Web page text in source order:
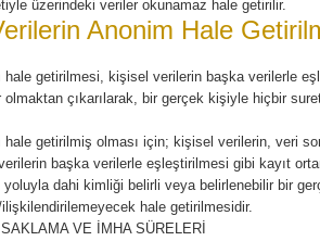
üzerindeki veriler okunamaz hale getirilir.
Anonim Hale
hale getirilmesi, kişisel verilerin başka verilerle
çıkarılarak, bir gerçek kişiyle hiçbir
hale getirilmiş olması için; kişisel verilerin, veri
başka verilerle eşleştirilmesi gibi kayıt
yoluyla dahi kimliği belirli veya belirlenebilir bir
ilişkilendirilemeyecek hale getirilmesidir.
VE İMHA SÜRELERİ